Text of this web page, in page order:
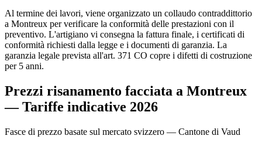
Al termine dei lavori, viene organizzato un collaudo contraddittorio
a Montreux per verificare la conformità delle prestazioni con il
preventivo. L'artigiano vi consegna la fattura finale, i certificati di
conformità richiesti dalla legge e i documenti di garanzia. La
garanzia legale prevista all'art. 371 CO copre i difetti di costruzione
per 5 anni.
Prezzi risanamento facciata a Montreux
— Tariffe indicative 2026
Fasce di prezzo basate sul mercato svizzero — Cantone di Vaud